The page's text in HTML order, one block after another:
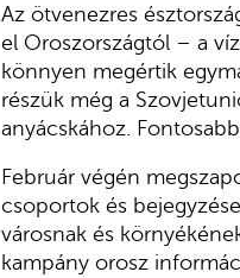
Az ötvenezres
el Oroszországtól – a
könnyen megértik
részük még a
anyácskához.
Február végén
csoportok és
városnak és
kampány orosz